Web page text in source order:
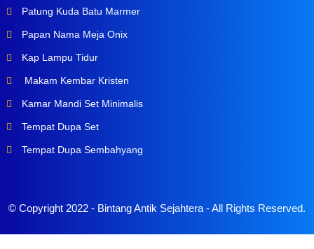
Patung Kuda Batu Marmer
Papan Nama Meja Onix
Kap Lampu Tidur
Makam Kembar Kristen
Kamar Mandi Set Minimalis
Tempat Dupa Set
Tempat Dupa Sembahyang
© Copyright 2022 - Bintang Antik Sejahtera- All Rights Reserved.